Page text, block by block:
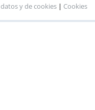
datos y de cookies | Cookies